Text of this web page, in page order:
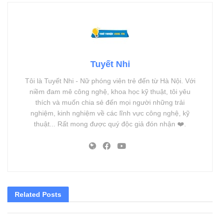
Tuyết Nhi
Tôi là Tuyết Nhi - Nữ phóng viên trẻ đến từ Hà Nội. Với
niềm đam mê công nghệ, khoa học kỹ thuật, tôi yêu
thích và muốn chia sẻ đến mọi người những trải
nghiệm, kinh nghiệm về các lĩnh vực công nghệ, kỹ
thuật... Rất mong được quý độc giả đón nhận ❤️.
Related Posts